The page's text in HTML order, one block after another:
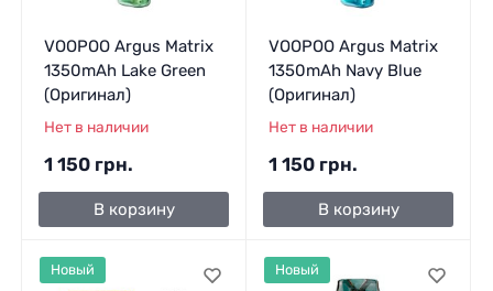
VOOPOO Argus Matrix
1350mAh Lake Green
(Оригинал)
Нет в наличии
1 150 грн.
В корзину
VOOPOO Argus Matrix
1350mAh Navy Blue
(Оригинал)
Нет в наличии
1 150 грн.
В корзину
Новый Новый